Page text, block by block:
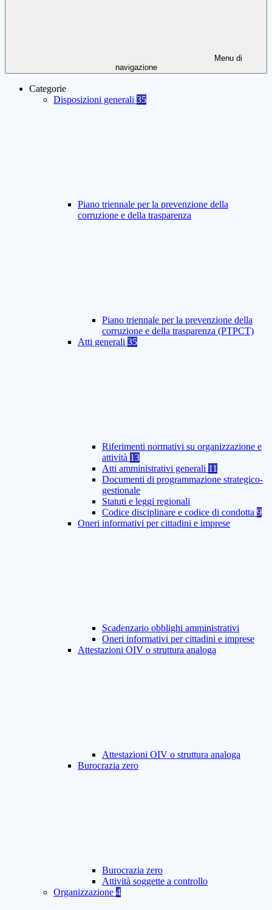
Menu di
navigazione
Categorie
Disposizioni generali 35
Piano triennale per la prevenzione della
corruzione e della trasparenza
Piano triennale per la prevenzione della
corruzione e della trasparenza (PTPCT)
Atti generali 35
Riferimenti normativi su organizzazione e
attività 13
Atti amministrativi generali 11
Documenti di programmazione strategico-
gestionale
Statuti e leggi regionali
Codice disciplinare e codice di condotta 9
Oneri informativi per cittadini e imprese
Scadenzario obblighi amministrativi
Oneri informativi per cittadini e imprese
Attestazioni OIV o struttura analoga
Attestazioni OIV o struttura analoga
Burocrazia zero
Burocrazia zero
Attività soggette a controllo
Organizzazione 4